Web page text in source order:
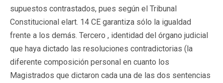
supuestos contrastados, pues según el Tribunal
Constitucional elart. 14 CE garantiza sólo la igualdad
frente a los demás. Tercero , identidad del órgano judicial
que haya dictado las resoluciones contradictorias (la
diferente composición personal en cuanto los
Magistrados que dictaron cada una de las dos sentencias